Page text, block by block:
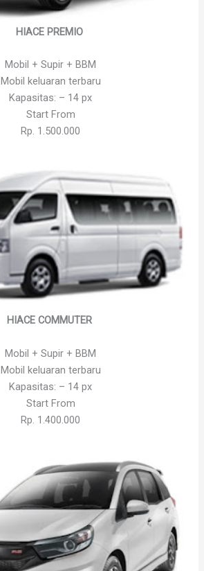
HIACE PREMIO
Mobil + Supir + BBM
Mobil keluaran terbaru
Kapasitas: – 14 px
Start From
Rp. 1.500.000
HIACE COMMUTER
Mobil + Supir + BBM
Mobil keluaran terbaru
Kapasitas: – 14 px
Start From
Rp. 1.400.000